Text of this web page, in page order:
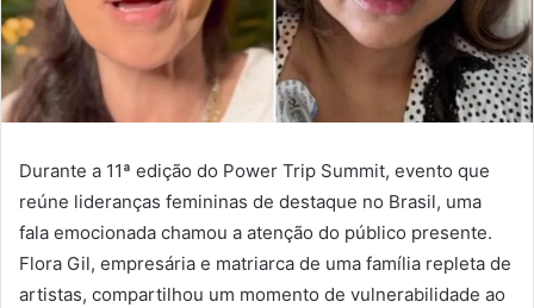
Durante a 11ª edição do Power Trip Summit, evento que
reúne lideranças femininas de destaque no Brasil, uma
fala emocionada chamou a atenção do público presente.
Flora Gil, empresária e matriarca de uma família repleta de
artistas, compartilhou um momento de vulnerabilidade ao